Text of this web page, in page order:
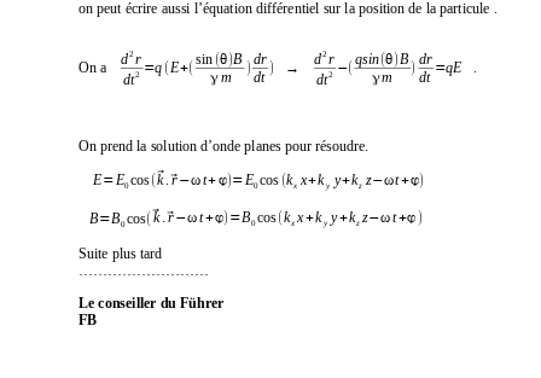
on peut écrire aussi l’équation différentiel sur la position de la particule .
On a
d2 r
dt2 =q ( E+( sin (θ)B
γm
)dr
dt
) →
d2 r
dt2 −( qsin(θ) B
γm
)dr
dt
=qE .
On prend la solution d’onde planes pour résoudre.
E=E0cos( ⃗
k. ⃗
r−ωt+ϕ)=E0 cos (kxx+kyy+kz z−ωt+ϕ)
B=B0cos(⃗
k. ⃗
r−ω t+ϕ) =B0cos ( kxx+kyy+kzz−ωt+ϕ )
Suite plus tard
Le conseiller du Führer
FB